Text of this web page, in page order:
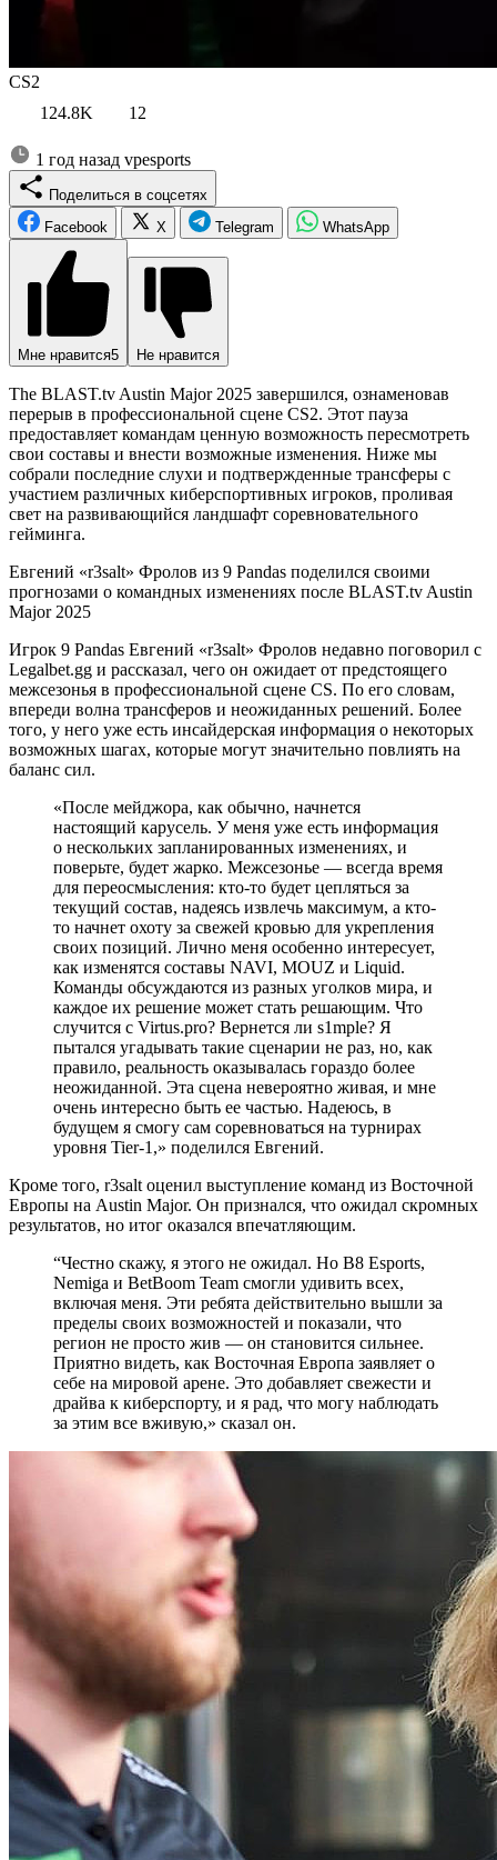
CS2
124.8K
12
1 год назад vpesports
Поделиться в соцсетях
Facebook
X Telegram WhatsApp
Мне нравится5 Не нравится
The BLAST.tv Austin Major 2025 завершился, ознаменовав
перерыв в профессиональной сцене CS2. Этот пауза
предоставляет командам ценную возможность пересмотреть
свои составы и внести возможные изменения. Ниже мы
собрали последние слухи и подтвержденные трансферы с
участием различных киберспортивных игроков, проливая
свет на развивающийся ландшафт соревновательного
гейминга.
Евгений «r3salt» Фролов из 9 Pandas поделился своими
прогнозами о командных изменениях после BLAST.tv Austin
Major 2025
Игрок 9 Pandas Евгений «r3salt» Фролов недавно поговорил с
Legalbet.gg и рассказал, чего он ожидает от предстоящего
межсезонья в профессиональной сцене CS. По его словам,
впереди волна трансферов и неожиданных решений. Более
того, у него уже есть инсайдерская информация о некоторых
возможных шагах, которые могут значительно повлиять на
баланс сил.
«После мейджора, как обычно, начнется
настоящий карусель. У меня уже есть информация
о нескольких запланированных изменениях, и
поверьте, будет жарко. Межсезонье — всегда время
для переосмысления: кто-то будет цепляться за
текущий состав, надеясь извлечь максимум, а кто-
то начнет охоту за свежей кровью для укрепления
своих позиций. Лично меня особенно интересует,
как изменятся составы NAVI, MOUZ и Liquid.
Команды обсуждаются из разных уголков мира, и
каждое их решение может стать решающим. Что
случится с Virtus.pro? Вернется ли s1mple? Я
пытался угадывать такие сценарии не раз, но, как
правило, реальность оказывалась гораздо более
неожиданной. Эта сцена невероятно живая, и мне
очень интересно быть ее частью. Надеюсь, в
будущем я смогу сам соревноваться на турнирах
уровня Tier-1,» поделился Евгений.
Кроме того, r3salt оценил выступление команд из Восточной
Европы на Austin Major. Он признался, что ожидал скромных
результатов, но итог оказался впечатляющим.
“Честно скажу, я этого не ожидал. Но B8 Esports,
Nemiga и BetBoom Team смогли удивить всех,
включая меня. Эти ребята действительно вышли за
пределы своих возможностей и показали, что
регион не просто жив — он становится сильнее.
Приятно видеть, как Восточная Европа заявляет о
себе на мировой арене. Это добавляет свежести и
драйва к киберспорту, и я рад, что могу наблюдать
за этим все вживую,» сказал он.